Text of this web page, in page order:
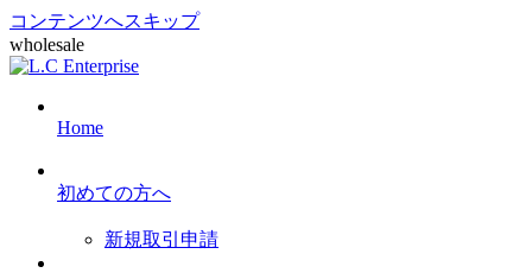
コンテンツへスキップ
wholesale
Home
初めての方へ
新規取引申請